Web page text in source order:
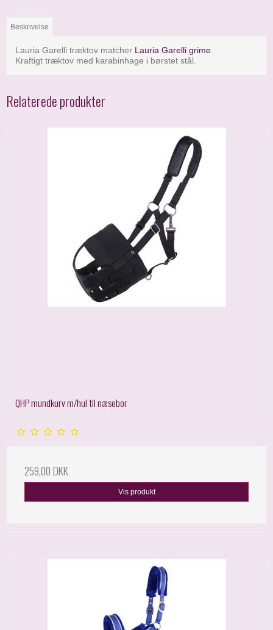
Beskrivelse
Lauria Garelli træktov matcher Lauria Garelli grime
Kraftigt træktov med karabinhage i børstet stål.
Relaterede produkter
QHP mundkurv m/hul til næsebor
259,00 DKK
Vis produkt